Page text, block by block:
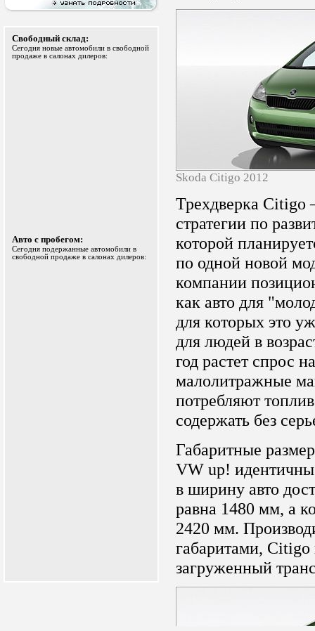
Свободный склад:
Сегодня новые автомобили в свободной
продаже в салонах дилеров:
Авто с пробегом:
Сегодня подержанные автомобили в
свободной продаже в салонах дилеров:
Skoda Citigo 2012
Трехдверка Citigo
стратегии по
которой
по одной новой
компании
как авто для
для которых это
для людей в
год растет спрос
малолитражные
потребляют
содержать без
Габаритные
VW up!
в ширину авто
равна 1480 мм, а
2420 мм.
габаритами, Citigo
загруженный